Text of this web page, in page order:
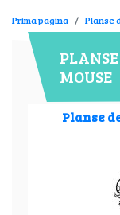
Prima pagina Planse
MOUSE
Planse